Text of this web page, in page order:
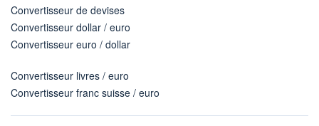
Convertisseur de devises
Convertisseur dollar / euro
Convertisseur euro / dollar
Convertisseur livres / euro
Convertisseur franc suisse / euro